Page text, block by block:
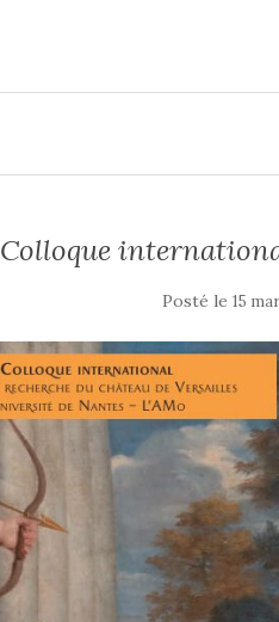
Colloque
Posté le15